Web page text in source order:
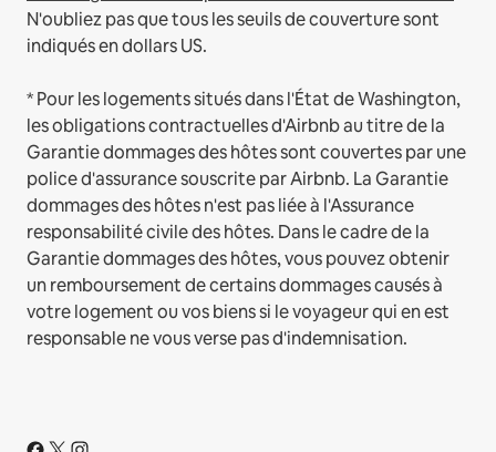
N'oubliez pas que tous les seuils de couverture sont
indiqués en dollars US.
* Pour les logements situés dans l'État de Washington,
les obligations contractuelles d'Airbnb au titre de la
Garantie dommages des hôtes sont couvertes par une
police d'assurance souscrite par Airbnb. La Garantie
dommages des hôtes n'est pas liée à l'Assurance
responsabilité civile des hôtes. Dans le cadre de la
Garantie dommages des hôtes, vous pouvez obtenir
un remboursement de certains dommages causés à
votre logement ou vos biens si le voyageur qui en est
responsable ne vous verse pas d'indemnisation.